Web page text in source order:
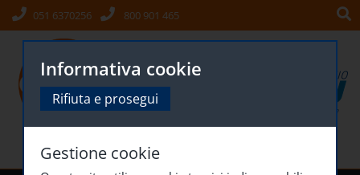
051 6370256 800 901 465
Informativa cookie
Rifiuta e prosegui
Gestione cookie